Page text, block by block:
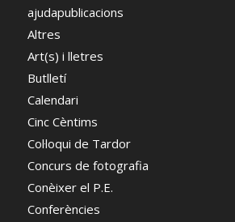
ajudapublicacions
Altres
Art(s) i lletres
Butlletí
Calendari
Cinc Cèntims
Col·loqui de Tardor
Concurs de fotografia
Conèixer el P.E.
Conferències